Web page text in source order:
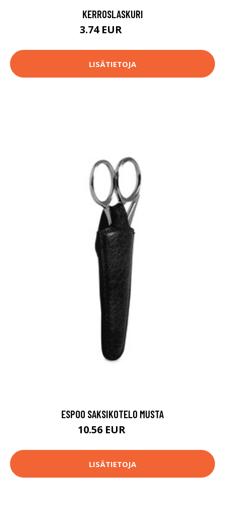
KERROSLASKURI
3.74 EUR
LISÄTIETOJA
ESPOO SAKSIKOTELO MUSTA
10.56 EUR
LISÄTIETOJA